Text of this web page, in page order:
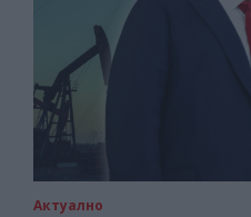
Актуално